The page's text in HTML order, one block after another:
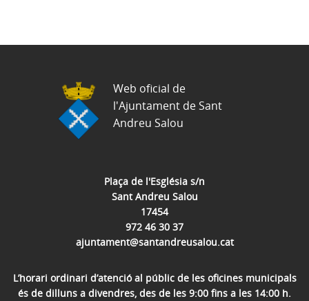
Plaça de l'Església s/n
Sant Andreu Salou
17454
972 46 30 37
ajuntament@santandreusalou.cat
L’horari ordinari d’atenció al públic de les oficines municipals
és de dilluns a divendres, des de les 9:00 fins a les 14:00 h.
Web oficial de
l'Ajuntament de Sant
Andreu Salou